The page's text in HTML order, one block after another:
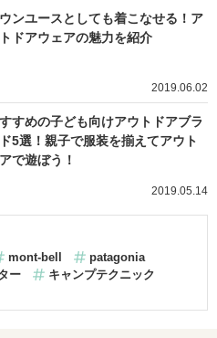
ンユースとしても着こなせる！ア
ドアウェアの魅力を紹介
2019.06.02
すめの子ども向けアウトドアブラ
5選！親子で服装を揃えてアウト
アで遊ぼう！
2019.05.14
mont-bell
patagonia
ー
キャンプテクニック